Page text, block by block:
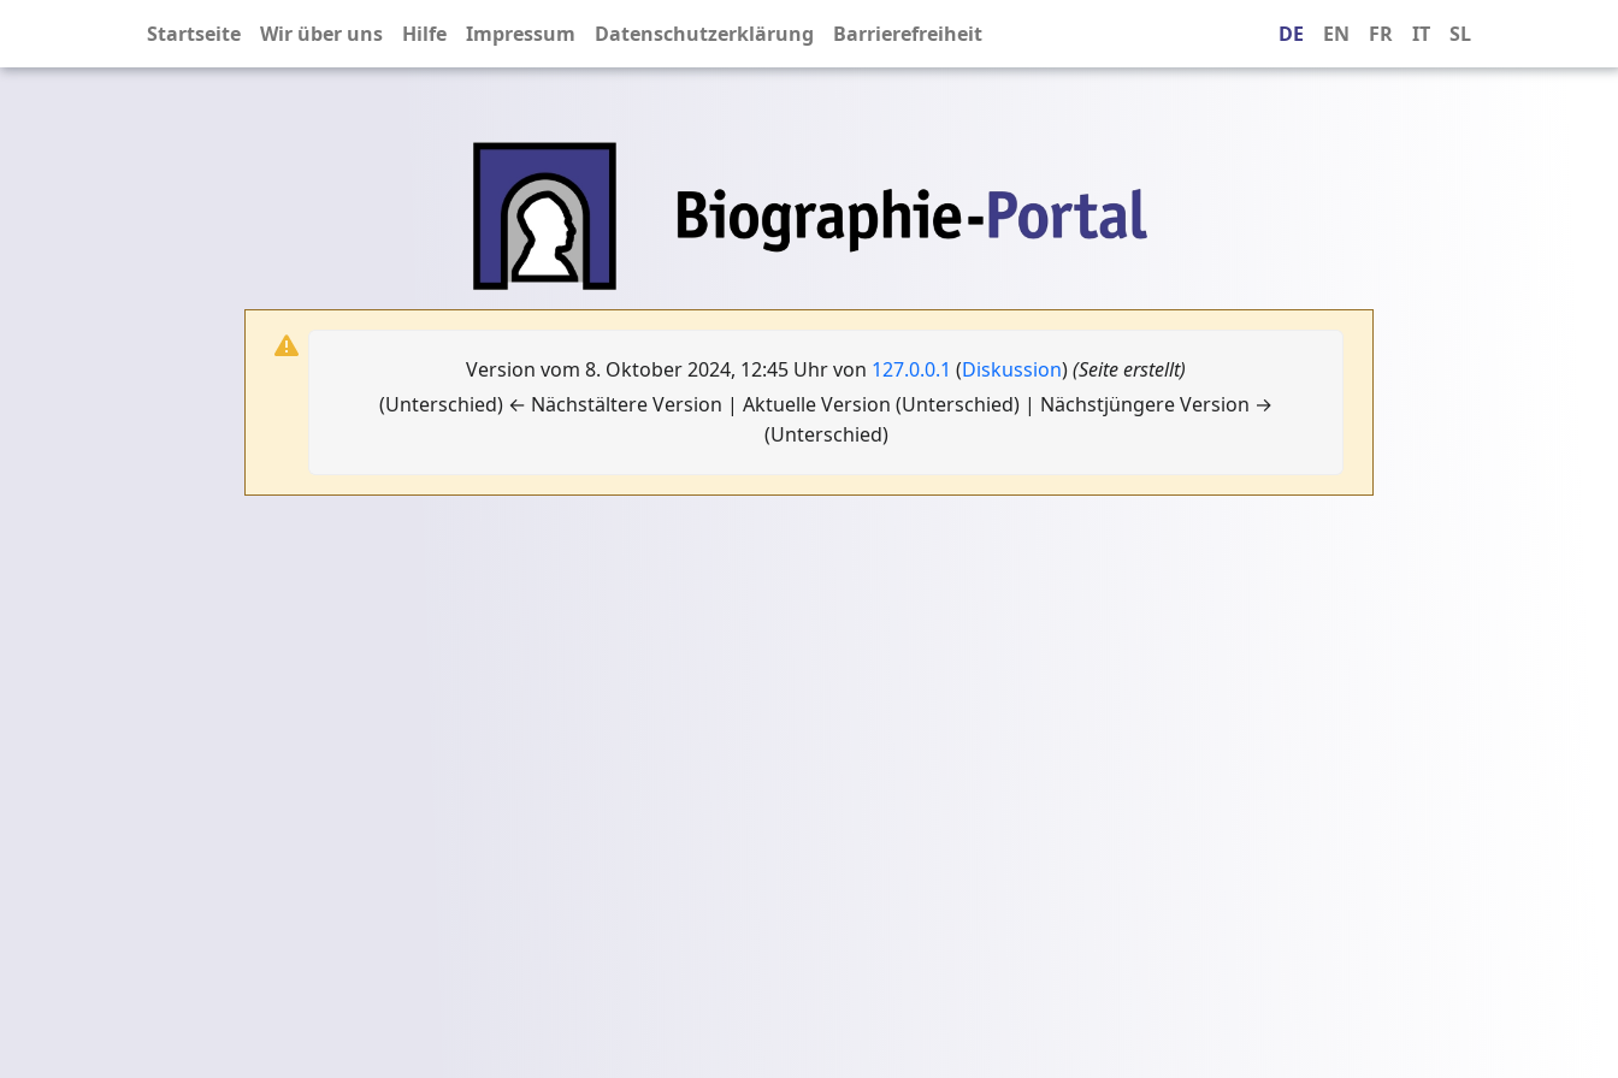
Startseite Wir über uns Hilfe Impressum Datenschutzerklärung Barrierefreiheit DE EN FR IT SL
Version vom 8. Oktober 2024, 12:45 Uhr von 127.0.0.1 (Diskussion)(Seite erstellt)
(Unterschied) ← Nächstältere Version | Aktuelle Version (Unterschied) | Nächstjüngere Version →
(Unterschied)